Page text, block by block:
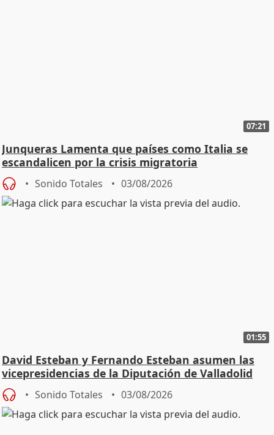
07:21
Junqueras Lamenta que países como Italia se
escandalicen por la crisis migratoria
Sonido Totales 03/08/2026
01:55
David Esteban y Fernando Esteban asumen las
vicepresidencias de la Diputación de Valladolid
Sonido Totales 03/08/2026